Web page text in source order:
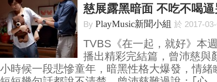
慈展露黑暗面 不吃不喝
By PlayMusic新聞小組 於 2017-
TVBS《在一起，就好》本
播出精彩完結篇，曾沛慈與
小時候一段悲慘童年，暗黑性格大爆發，情